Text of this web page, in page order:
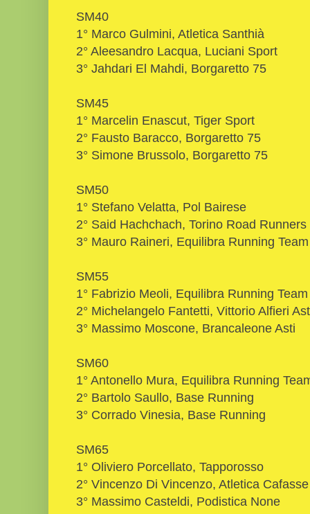
SM40
1° Marco Gulmini, Atletica Santhià
2° Aleesandro Lacqua, Luciani Sport
3° Jahdari El Mahdi, Borgaretto 75
SM45
1° Marcelin Enascut, Tiger Sport
2° Fausto Baracco, Borgaretto 75
3° Simone Brussolo, Borgaretto 75
SM50
1° Stefano Velatta, Pol Bairese
2° Said Hachchach, Torino Road Runners
3° Mauro Raineri, Equilibra Running Team
SM55
1° Fabrizio Meoli, Equilibra Running Team
2° Michelangelo Fantetti, Vittorio Alfieri
3° Massimo Moscone, Brancaleone Asti
SM60
1° Antonello Mura, Equilibra Running
2° Bartolo Saullo, Base Running
3° Corrado Vinesia, Base Running
SM65
1° Oliviero Porcellato, Tapporosso
2° Vincenzo Di Vincenzo, Atletica Cafasse
3° Massimo Casteldi, Podistica None